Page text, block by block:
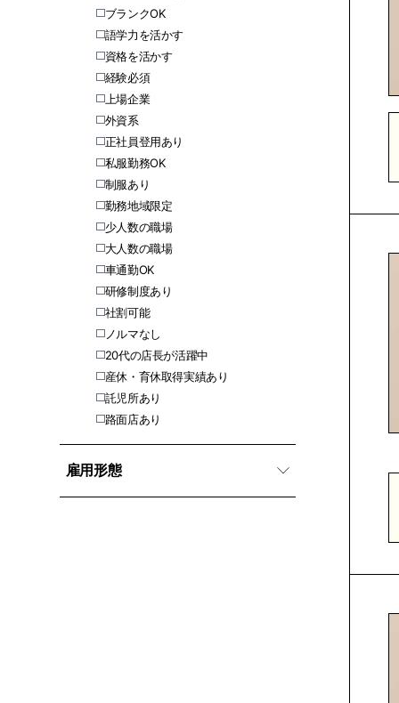
ブランクOK
語学力を活かす
資格を活かす
経験必須
上場企業
外資系
正社員登用あり
私服勤務OK
制服あり
勤務地域限定
少人数の職場
大人数の職場
車通勤OK
研修制度あり
社割可能
ノルマなし
20代の店長が活躍中
産休・育休取得実績あり
託児所あり
路面店あり
雇用形態